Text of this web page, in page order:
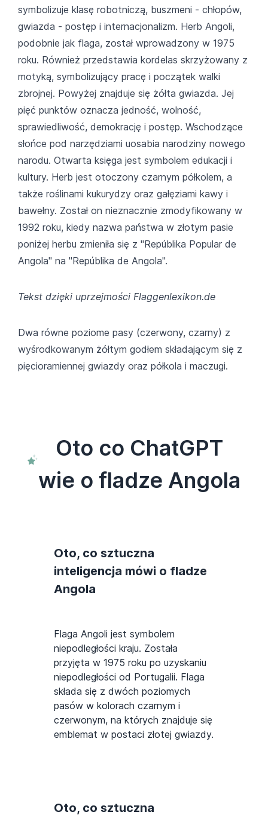
symbolizuje klasę robotniczą, buszmeni - chłopów,
gwiazda - postęp i internacjonalizm. Herb Angoli,
podobnie jak flaga, został wprowadzony w 1975
roku. Również przedstawia kordelas skrzyżowany z
motyką, symbolizujący pracę i początek walki
zbrojnej. Powyżej znajduje się żółta gwiazda. Jej
pięć punktów oznacza jedność, wolność,
sprawiedliwość, demokrację i postęp. Wschodzące
słońce pod narzędziami uosabia narodziny nowego
narodu. Otwarta księga jest symbolem edukacji i
kultury. Herb jest otoczony czarnym półkolem, a
także roślinami kukurydzy oraz gałęziami kawy i
bawełny. Został on nieznacznie zmodyfikowany w
1992 roku, kiedy nazwa państwa w złotym pasie
poniżej herbu zmieniła się z "Repúblika Popular de
Angola" na "Repúblika de Angola".
Tekst dzięki uprzejmości Flaggenlexikon.de
Dwa równe poziome pasy (czerwony, czarny) z
wyśrodkowanym żółtym godłem składającym się z
pięcioramiennej gwiazdy oraz półkola i maczugi.
Oto co ChatGPT
wie o fladze Angola
Oto, co sztuczna
inteligencja mówi o fladze
Angola
Flaga Angoli jest symbolem
niepodległości kraju. Została
przyjęta w 1975 roku po uzyskaniu
niepodległości od Portugalii. Flaga
składa się z dwóch poziomych
pasów w kolorach czarnym i
czerwonym, na których znajduje się
emblemat w postaci złotej gwiazdy.
Oto, co sztuczna